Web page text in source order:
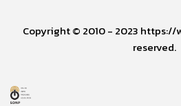
Copyright © 2010 - 2023 https://
reserved.